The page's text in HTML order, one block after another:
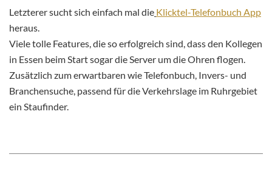
Letzterer sucht sich einfach mal die Klicktel-Telefonbuch App
heraus.
Viele tolle Features, die so erfolgreich sind, dass den Kollegen
in Essen beim Start sogar die Server um die Ohren flogen.
Zusätzlich zum erwartbaren wie Telefonbuch, Invers- und
Branchensuche, passend für die Verkehrslage im Ruhrgebiet
ein Staufinder.